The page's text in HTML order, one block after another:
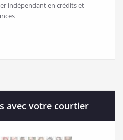
indépendant en crédits et
avec votre courtier